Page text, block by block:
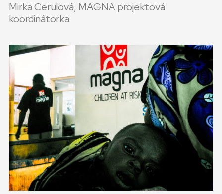
Mirka Cerulová, MAGNA projektová
koordinátorka